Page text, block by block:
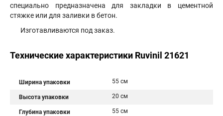
специально предназначена для закладки в цементной
стяжке или для заливки в бетон.
Изготавливаются под заказ.
Технические характеристики Ruvinil 21621
Ширина упаковки 55 см
Высота упаковки 20 см
Глубина упаковки 55 см